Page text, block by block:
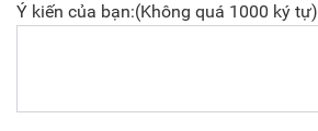
Ý kiến của bạn:(Không quá 1000 ký tự)